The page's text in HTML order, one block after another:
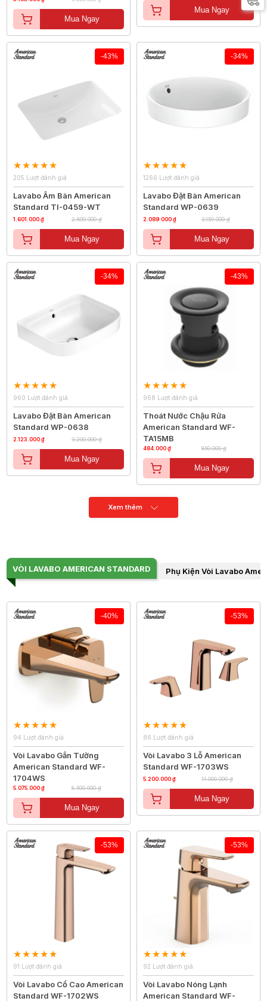
Mua Ngay
Mua Ngay
-43%
205 Lượt đánh giá
Lavabo Âm Bàn American
Standard TI-0459-WT
1.601.000 ₫ 2.800.000 ₫
Mua Ngay
-34%
1266 Lượt đánh giá
Lavabo Đặt Bàn American
Standard WP-0639
2.089.000 ₫ 3.150.000 ₫
Mua Ngay
-34%
960 Lượt đánh giá
Lavabo Đặt Bàn American
Standard WP-0638
2.123.000 ₫ 3.200.000 ₫
Mua Ngay
-43%
968 Lượt đánh giá
Thoát Nước Chậu Rửa
American Standard WF-
TA15MB
484.000 ₫ 850.000 ₫
Mua Ngay
Xem thêm
VÒI LAVABO AMERICAN STANDARD Phụ Kiện Vòi Lavabo
-40%
94 Lượt đánh giá
Vòi Lavabo Gắn Tường
American Standard WF-
1704WS
5.075.000 ₫ 8.500.000 ₫
Mua Ngay
-53%
86 Lượt đánh giá
Vòi Lavabo 3 Lỗ American
Standard WF-1703WS
5.200.000 ₫ 11.000.000 ₫
Mua Ngay
-53%
91 Lượt đánh giá
Vòi Lavabo Cổ Cao American
Standard WF-1702WS
-53%
92 Lượt đánh giá
Vòi Lavabo Nóng Lạnh
American Standard WF-